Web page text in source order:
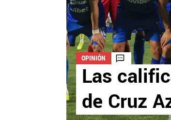
OPINIÓN
Las
de Cruz